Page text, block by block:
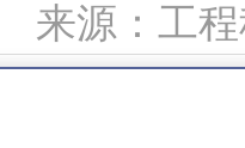
来源：工